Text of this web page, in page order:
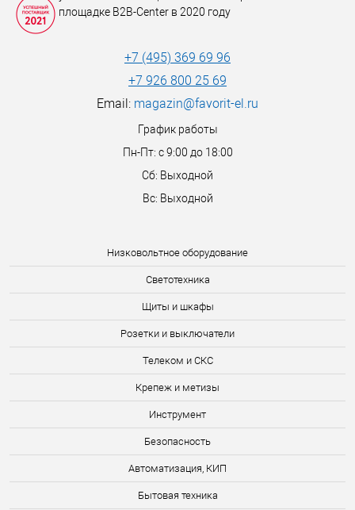
Низковольтное оборудование
Светотехника
Щиты и шкафы
Розетки и выключатели
Телеком и СКС
Крепеж и метизы
Инструмент
Безопасность
Автоматизация, КИП
Бытовая техника
площадке B2B-Center в 2020 году
+7 (495) 369 69 96
+7 926 800 25 69
Email: magazin@favorit-el.ru
График работы
Пн-Пт: с 9:00 до 18:00
Сб: Выходной
Вс: Выходной